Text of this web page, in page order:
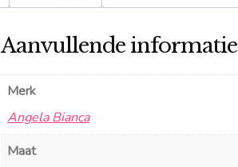
Aanvullende informatie
Merk
Angela Bianca
Maat